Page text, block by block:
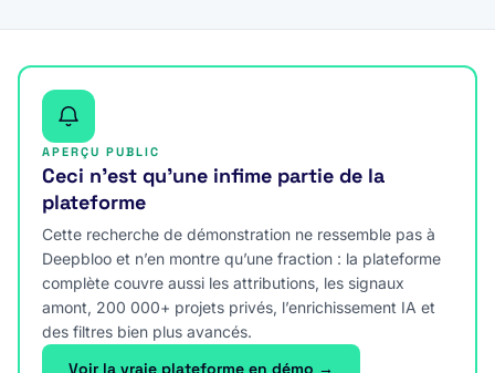
APERÇU PUBLIC
Ceci n’est qu’une infime partie de la
plateforme
Cette recherche de démonstration ne ressemble pas à
Deepbloo et n’en montre qu’une fraction : la plateforme
complète couvre aussi les attributions, les signaux
amont, 200 000+ projets privés, l’enrichissement IA et
des filtres bien plus avancés.
Voir la vraie plateforme en démo →